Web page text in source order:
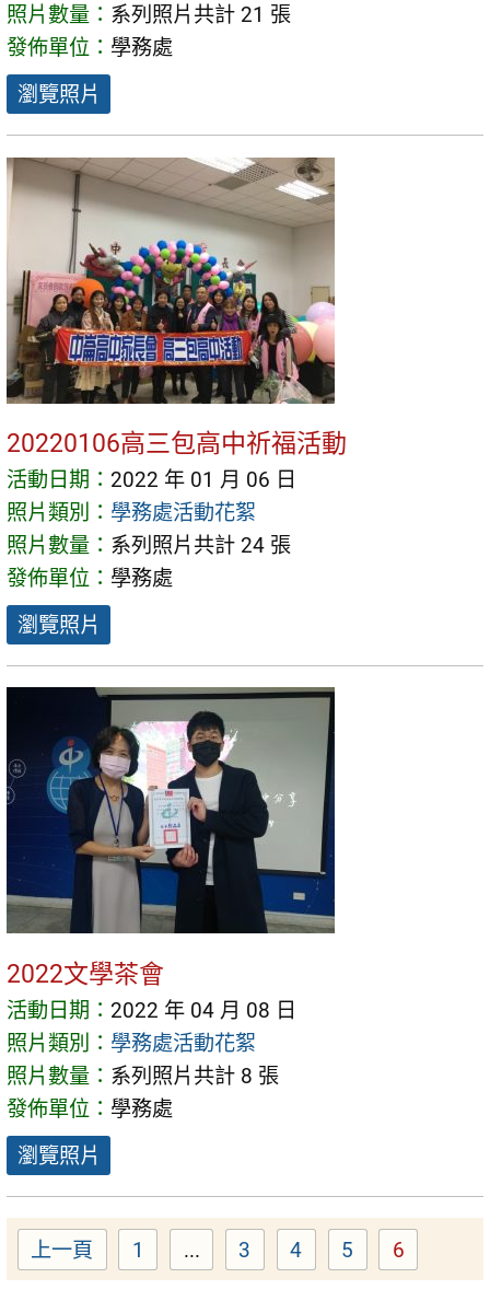
照片數量： 系列照片共計 21 張
發佈單位： 學務處
瀏覽照片
20220106高三包高中祈福活動
活動日期： 2022 年 01 月 06 日
照片類別： 學務處活動花絮
照片數量： 系列照片共計 24 張
發佈單位： 學務處
瀏覽照片
2022文學茶會
活動日期： 2022 年 04 月 08 日
照片類別： 學務處活動花絮
照片數量： 系列照片共計 8 張
發佈單位： 學務處
瀏覽照片
上一頁 Page
1 ... Page
3 Page
4 Page
5 6